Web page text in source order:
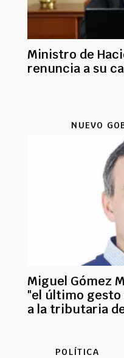
Ministro de
renuncia a su
NUEVO
Miguel Gómez
"el último gesto
a la tributaria
POLÍTICA